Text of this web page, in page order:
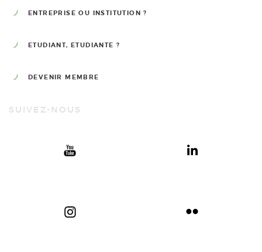
SUIVEZ-NOUS
ENTREPRISE OU INSTITUTION ?
ETUDIANT, ETUDIANTE ?
DEVENIR MEMBRE